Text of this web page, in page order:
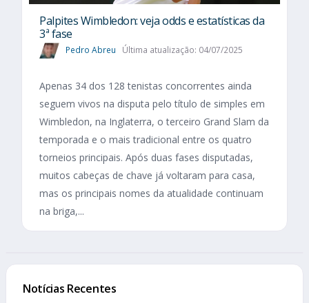
Palpites Wimbledon: veja odds e estatísticas da
3ª fase
Pedro Abreu Última atualização: 04/07/2025
Apenas 34 dos 128 tenistas concorrentes ainda
seguem vivos na disputa pelo título de simples em
Wimbledon, na Inglaterra, o terceiro Grand Slam da
temporada e o mais tradicional entre os quatro
torneios principais. Após duas fases disputadas,
muitos cabeças de chave já voltaram para casa,
mas os principais nomes da atualidade continuam
na briga,...
Notícias Recentes